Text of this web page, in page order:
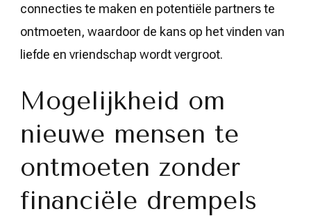
connecties te maken en potentiële partners te
ontmoeten, waardoor de kans op het vinden van
liefde en vriendschap wordt vergroot.
Mogelijkheid om
nieuwe mensen te
ontmoeten zonder
financiële drempels